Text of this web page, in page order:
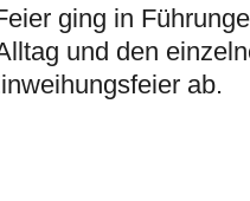
ging in
und den
ab.